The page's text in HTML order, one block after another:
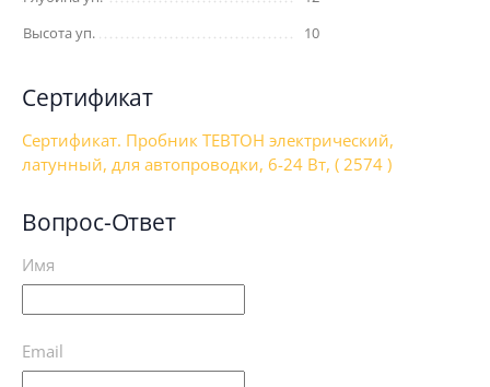
Высота уп.
10
Сертификат
Сертификат. Пробник ТЕВТОН электрический,
латунный, для автопроводки, 6-24 Вт, ( 2574 )
Вопрос-Ответ
Имя
Email